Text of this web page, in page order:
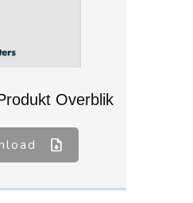
Overblik